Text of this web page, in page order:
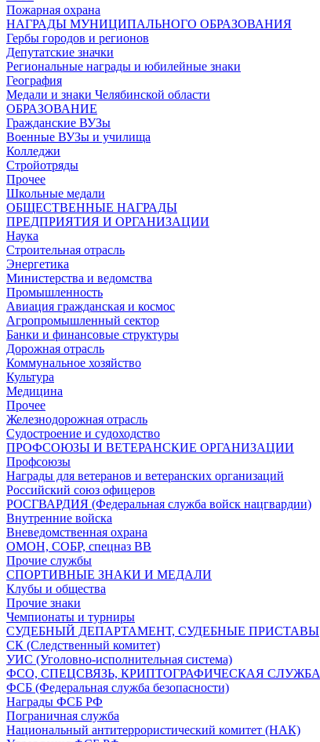
Пожарная охрана
НАГРАДЫ МУНИЦИПАЛЬНОГО ОБРАЗОВАНИЯ
Гербы городов и регионов
Депутатские значки
Региональные награды и юбилейные знаки
География
Медали и знаки Челябинской области
ОБРАЗОВАНИЕ
Гражданские ВУЗы
Военные ВУЗы и училища
Колледжи
Стройотряды
Прочее
Школьные медали
ОБЩЕСТВЕННЫЕ НАГРАДЫ
ПРЕДПРИЯТИЯ И ОРГАНИЗАЦИИ
Наука
Строительная отрасль
Энергетика
Министерства и ведомства
Промышленность
Авиация гражданская и космос
Агропромышленный сектор
Банки и финансовые структуры
Дорожная отрасль
Коммунальное хозяйство
Культура
Медицина
Прочее
Железнодорожная отрасль
Судостроение и судоходство
ПРОФСОЮЗЫ И ВЕТЕРАНСКИЕ ОРГАНИЗАЦИИ
Профсоюзы
Награды для ветеранов и ветеранских организаций
Российский союз офицеров
РОСГВАРДИЯ (Федеральная служба войск нацгвардии)
Внутренние войска
Вневедомственная охрана
ОМОН, СОБР, спецназ ВВ
Прочие службы
СПОРТИВНЫЕ ЗНАКИ И МЕДАЛИ
Клубы и общества
Прочие знаки
Чемпионаты и турниры
СУДЕБНЫЙ ДЕПАРТАМЕНТ, СУДЕБНЫЕ ПРИСТАВЫ
СК (Следственный комитет)
УИС (Уголовно-исполнительная система)
ФСО, СПЕЦСВЯЗЬ, КРИПТОГРАФИЧЕСКАЯ СЛУЖБА
ФСБ (Федеральная служба безопасности)
Награды ФСБ РФ
Пограничная служба
Национальный антитеррористический комитет (НАК)